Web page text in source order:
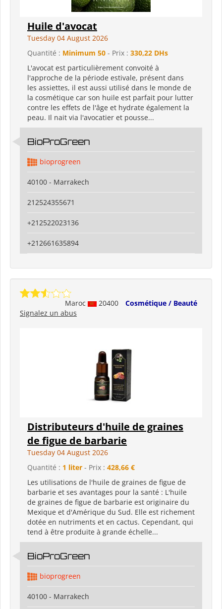
Huile d'avocat
Tuesday 04 August 2026
Quantité : Minimum 50 - Prix : 330,22 DHs
L'avocat est particulièrement convoité à
l'approche de la période estivale, présent dans
les assiettes, il est aussi utilisé dans le monde de
la cosmétique car son huile est parfait pour lutter
contre les effets de l'âge et hydrate également la
peau. Il nait via l'avocatier et pousse...
BioProGreen
bioprogreen
40100 - Marrakech
212524355671
+212522023136
+212661635894
Maroc 20400
Cosmétique / Beauté
Signalez un abus
Distributeurs d'huile de graines
de figue de barbarie
Tuesday 04 August 2026
Quantité : 1 liter - Prix : 428,66 €
Les utilisations de l'huile de graines de figue de
barbarie et ses avantages pour la santé : L'huile
de graines de figue de barbarie est originaire du
Mexique et d'Amérique du Sud. Elle est richement
dotée en nutriments et en cactus. Cependant, qui
tend à être produite à grande échelle...
BioProGreen
bioprogreen
40100 - Marrakech